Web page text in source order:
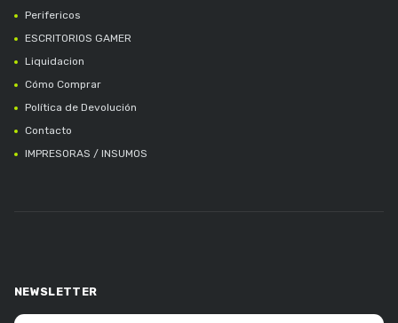
Perifericos
ESCRITORIOS GAMER
Liquidacion
Cómo Comprar
Política de Devolución
Contacto
IMPRESORAS / INSUMOS
NEWSLETTER